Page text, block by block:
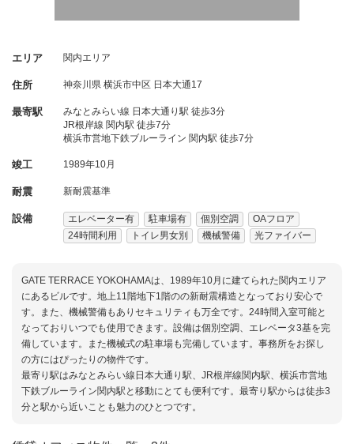
エリア 関内エリア
住所 神奈川県 横浜市中区 日本大通17
最寄駅
みなとみらい線 日本大通り駅 徒歩3分
JR根岸線 関内駅 徒歩7分
横浜市営地下鉄ブルーライン 関内駅 徒歩7分
竣工 1989年10月
耐震 新耐震基準
設備 エレベーター有 駐車場有 個別空調
OAフロア
24時間利用
トイレ男女別 機械警備 光ファイバー
GATE TERRACE YOKOHAMAは、1989年10月に建てられた関内エリア
にあるビルです。地上11階地下1階のの新耐震構造となっており安心で
す。また、機械警備もありセキュリティも万全です。24時間入室可能と
なっておりいつでも使用できます。設備は個別空調、エレベータ3基を完
備しています。また機械式の駐車場も完備しています。事務所をお探し
の方にはぴったりの物件です。
最寄り駅はみなとみらい線日本大通り駅、JR根岸線関内駅、横浜市営地
下鉄ブルーライン関内駅と移動にとても便利です。最寄り駅からは徒歩3
分と駅から近いことも魅力のひとつです。